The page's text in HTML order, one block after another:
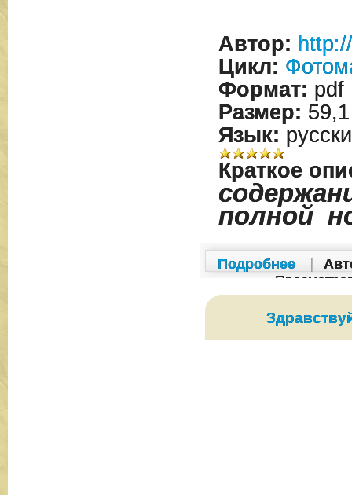
Автор:
Цикл:
Формат: pdf
Размер:
Язык:
Краткое
полной
Подробнее |